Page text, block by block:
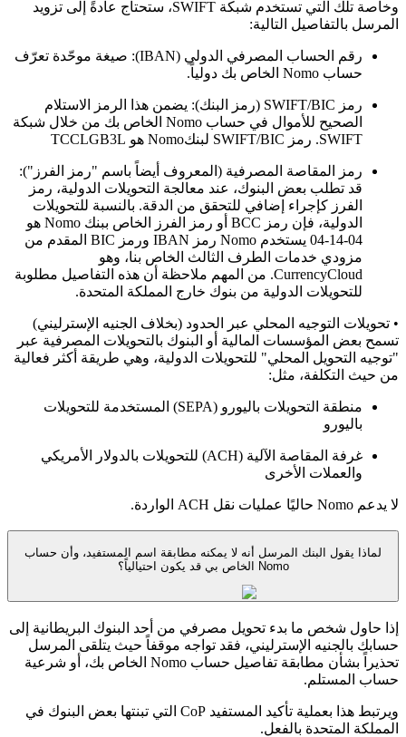
وخاصة تلك التي تستخدم شبكة SWIFT، ستحتاج عادةً إلى تزويد
المرسل بالتفاصيل التالية:
رقم الحساب المصرفي الدولي (IBAN): صيغة موحّدة تعرّف
حساب Nomo الخاص بك دولياً.
رمز SWIFT/BIC (رمز البنك): يضمن هذا الرمز الاستلام
الصحيح للأموال في حساب Nomo الخاص بك من خلال شبكة
SWIFT. رمز SWIFT/BIC لبنكNomo هو TCCLGB3L
رمز المقاصة المصرفية (المعروف أيضاً باسم "رمز الفرز"):
قد تطلب بعض البنوك، عند معالجة التحويلات الدولية، رمز
الفرز كإجراء إضافي للتحقق من الدقة. بالنسبة للتحويلات
الدولية، فإن رمز BCC أو رمز الفرز الخاص ببنك Nomo هو
04-14-04 يستخدم Nomo رمز IBAN ورمز BIC المقدم من
مزودي خدمات الطرف الثالث الخاص بنا، وهو
CurrencyCloud. من المهم ملاحظة أن هذه التفاصيل مطلوبة
للتحويلات الدولية من بنوك خارج المملكة المتحدة.
• تحويلات التوجيه المحلي عبر الحدود (بخلاف الجنيه الإسترليني)
تسمح بعض المؤسسات المالية أو البنوك بالتحويلات المصرفية عبر
"توجيه التحويل المحلي" للتحويلات الدولية، وهي طريقة أكثر فعالية
من حيث التكلفة، مثل:
منطقة التحويلات باليورو (SEPA) المستخدمة للتحويلات
باليورو
غرفة المقاصة الآلية (ACH) للتحويلات بالدولار الأمريكي
والعملات الأخرى
لا يدعم Nomo حاليًا عمليات نقل ACH الواردة.
لماذا يقول البنك المرسل أنه لا يمكنه مطابقة اسم المستفيد، وأن حساب
Nomo الخاص بي قد يكون احتيالياً؟
إذا حاول شخص ما بدء تحويل مصرفي من أحد البنوك البريطانية إلى
حسابك بالجنيه الإسترليني، فقد تواجه موقفاً حيث يتلقى المرسل
تحذيراً بشأن مطابقة تفاصيل حساب Nomo الخاص بك، أو شرعية
حساب المستلم.
ويرتبط هذا بعملية تأكيد المستفيد CoP التي تبنتها بعض البنوك في
المملكة المتحدة بالفعل.